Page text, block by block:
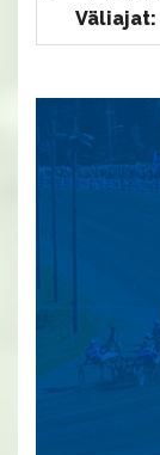
Väliajat: